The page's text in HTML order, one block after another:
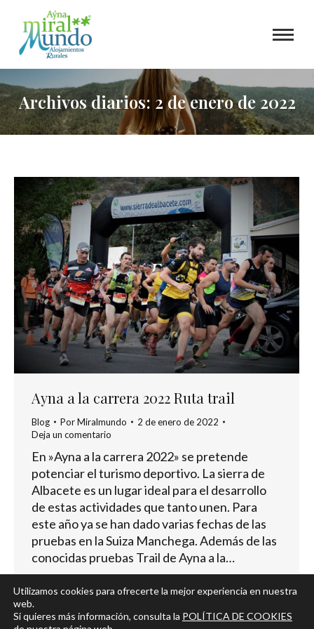
Archivos diarios:2 de enero de 2022
Ayna a la carrera 2022 Ruta trail
Blog PorMiralmundo
2 de enero de 2022
Deja un comentario
En »Ayna a la carrera 2022» se pretende
potenciar el turismo deportivo. La sierra de
Albacete es un lugar ideal para el desarrollo
de estas actividades que tanto unen. Para
este año ya se han dado varias fechas de las
pruebas en la Suiza Manchega. Además de las
conocidas pruebas Trail de Ayna a la…
Utilizamos cookies para ofrecerte la mejor experiencia en nuestra
web.
Si quieres más información, consulta la POLÍTICA DE COOKIES